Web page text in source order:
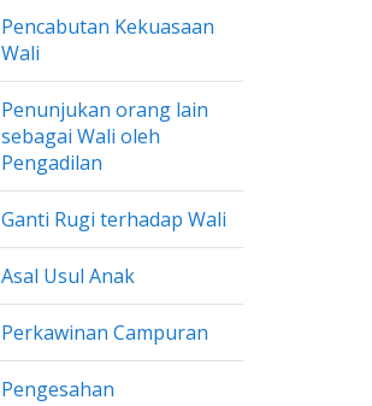
Pencabutan Kekuasaan
Wali
Penunjukan orang lain
sebagai Wali oleh
Pengadilan
Ganti Rugi terhadap Wali
Asal Usul Anak
Perkawinan Campuran
Pengesahan